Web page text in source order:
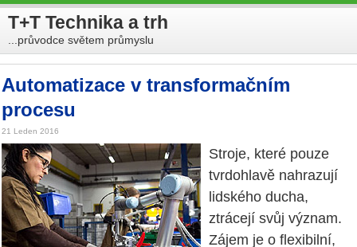
T+T Technika a trh
...průvodce světem průmyslu
Automatizace v transformačním
procesu
21 Leden 2016
Stroje, které pouze
tvrdohlavě nahrazují
lidského ducha,
ztrácejí svůj význam.
Zájem je o flexibilní,